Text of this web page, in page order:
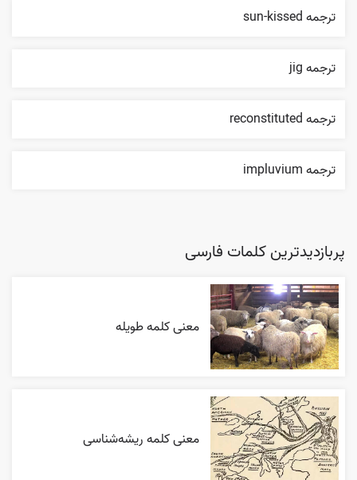
ترجمه sun-kissed
ترجمه jig
ترجمه reconstituted
ترجمه impluvium
پربازدیدترین کلمات فارسی
معنی کلمه طویله
معنی کلمه ریشه‌شناسی